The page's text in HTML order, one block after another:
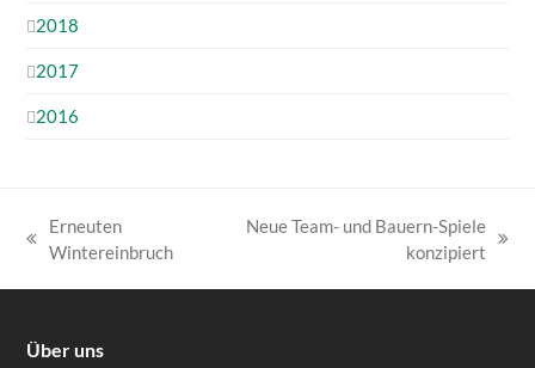
2018
2017
2016
vorheriger
Erneuten
Wintereinbruch
Neue Team- und Bauern-Spiele
konzipiert
Über uns